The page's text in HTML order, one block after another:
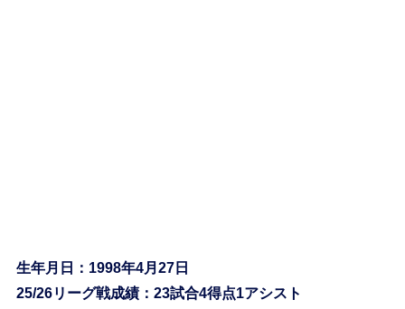
生年月日：1998年4月27日
25/26リーグ戦成績：23試合4得点1アシスト